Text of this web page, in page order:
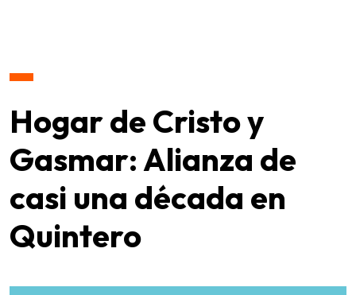
Hogar de Cristo y
Gasmar: Alianza de
casi una década en
Quintero